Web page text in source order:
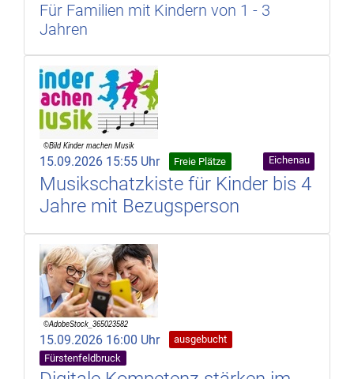
Für Familien mit Kindern von 1 - 3
Jahren
15.09.2026 15:55 Uhr Freie Plätze Eichenau
Musikschatzkiste für Kinder bis 4
Jahre mit Bezugsperson
15.09.2026 16:00 Uhr
ausgebucht
Fürstenfeldbruck